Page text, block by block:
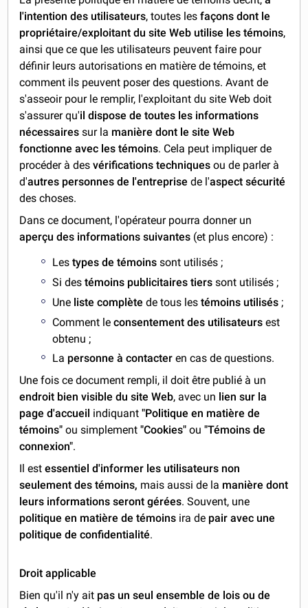
l'intention des utilisateurs, toutes lesfaçons dont le
propriétaire/exploitant du site Web utilise les témoins,
ainsi que ce que les utilisateurs peuvent faire pour
définir leurs autorisations en matière de témoins, et
comment ils peuvent poser des questions. Avant de
s'asseoir pour le remplir, l'exploitant du site Web doit
s'assurer qu'il dispose de toutes les informations
nécessaires sur la manière dont le site Web
fonctionne avec les témoins. Cela peut impliquer de
procéder à desvérifications techniques ou de parler à
d'autres personnes de l'entreprise de l'aspect sécurité
des choses.
Dans ce document, l'opérateur pourra donner un
aperçu des informations suivantes (et plus encore) :
Lestypes de témoins sont utilisés ;
Si destémoins publicitaires tiers sont utilisés ;
Une liste complète de tous lestémoins utilisés ;
Comment leconsentement des utilisateurs est
obtenu ;
La personne à contacter en cas de questions.
Une fois ce document rempli, il doit être publié à un
endroit bien visible du site Web, avec un lien sur la
page d'accueil indiquant"Politique en matière de
témoins"ou simplement "Cookies"ou "Témoins de
connexion".
Il estessentiel d'informer les utilisateurs non
seulement des témoins, mais aussi de la manière dont
leurs informations seront gérées. Souvent, une
politique en matière de témoins ira de pair avec une
politique de confidentialité.
Droit applicable
Bien qu'il n'y ait pas un seul ensemble de lois ou de